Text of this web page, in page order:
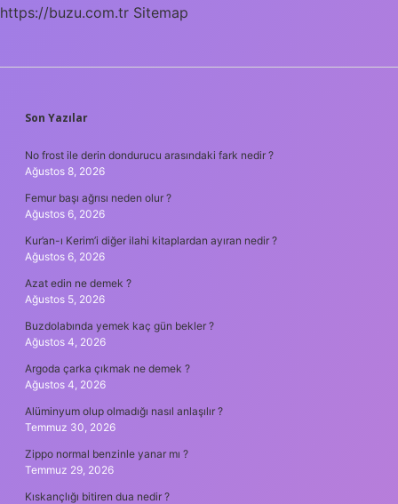
https://buzu.com.tr Sitemap
SIDEBAR
Son Yazılar
No frost ile derin dondurucu arasındaki fark nedir ?
Ağustos 8, 2026
Femur başı ağrısı neden olur ?
Ağustos 6, 2026
Kur’an-ı Kerim’i diğer ilahi kitaplardan ayıran nedir ?
Ağustos 6, 2026
Azat edin ne demek ?
Ağustos 5, 2026
Buzdolabında yemek kaç gün bekler ?
Ağustos 4, 2026
Argoda çarka çıkmak ne demek ?
Ağustos 4, 2026
Alüminyum olup olmadığı nasıl anlaşılır ?
Temmuz 30, 2026
Zippo normal benzinle yanar mı ?
Temmuz 29, 2026
Kıskançlığı bitiren dua nedir ?